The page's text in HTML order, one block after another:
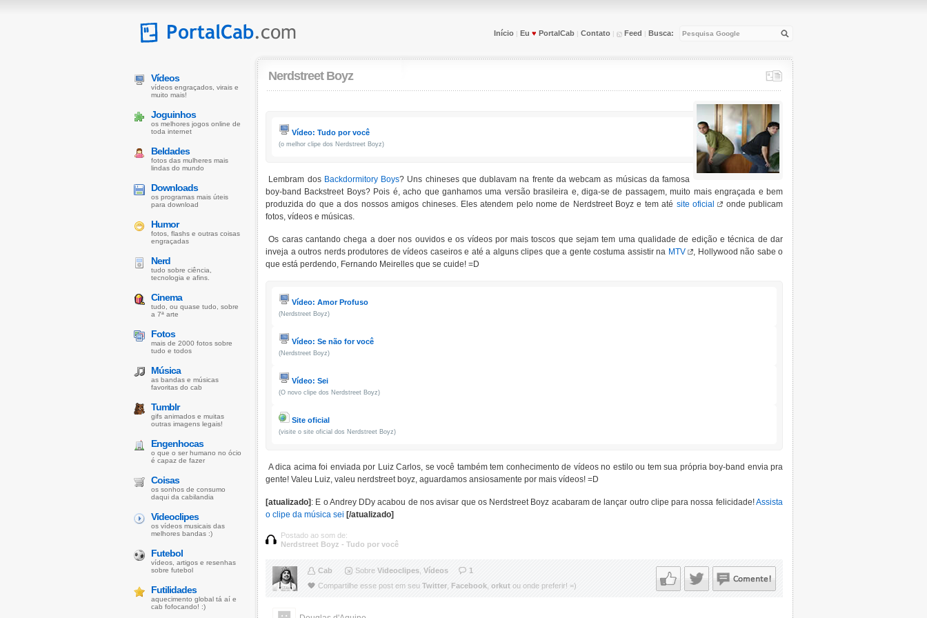
Início | Eu ♥ PortalCab | Contato | Feed | Busca:
Nerdstreet Boyz
Vídeo: Tudo por você
(o melhor clipe dos Nerdstreet Boyz)
Lembram dos Backdormitory Boys? Uns chineses que dublavam na frente da webcam as músicas da famosa
boy-band Backstreet Boys? Pois é, acho que ganhamos uma versão brasileira e, diga-se de passagem, muito mais engraçada e bem
produzida do que a dos nossos amigos chineses. Eles atendem pelo nome de Nerdstreet Boyz e tem até site oficial
onde publicam
fotos, vídeos e músicas.
Os caras cantando chega a doer nos ouvidos e os vídeos por mais toscos que sejam tem uma qualidade de edição e técnica de dar
inveja a outros nerds produtores de vídeos caseiros e até a alguns clipes que a gente costuma assistir na MTV
, Hollywood não sabe o
que está perdendo, Fernando Meirelles que se cuide! =D
Vídeo: Amor Profuso
(Nerdstreet Boyz)
Vídeo: Se não for você
(Nerdstreet Boyz)
Vídeo: Sei
(O novo clipe dos Nerdstreet Boyz)
Site oficial
(visite o site oficial dos Nerdstreet Boyz)
A dica acima foi enviada por Luiz Carlos, se você também tem conhecimento de vídeos no estilo ou tem sua própria boy-band envia pra
gente! Valeu Luiz, valeu nerdstreet boyz, aguardamos ansiosamente por mais vídeos! =D
[atualizado] : E o Andrey DDy acabou de nos avisar que os Nerdstreet Boyz acabaram de lançar outro clipe para nossa felicidade!Assista
o clipe da música sei [/atualizado]
Postado ao som de:
Nerdstreet Boyz - Tudo por você
Cab Sobre Videoclipes Vídeos
1
Compartilhe esse post em seu Twitter Facebook orkut ou onde preferir! =)
Vídeos
vídeos engraçados, virais e
muito mais!
Joguinhos
os melhores jogos online de
toda internet
Beldades
fotos das mulheres mais
lindas do mundo
Downloads
os programas mais úteis
para download
Humor
fotos, flashs e outras coisas
engraçadas
Nerd
tudo sobre ciência,
tecnologia e afins.
Cinema
tudo, ou quase tudo, sobre
a 7ª arte
Fotos
mais de 2000 fotos sobre
tudo e todos
Música
as bandas e músicas
favoritas do cab
Tumblr
gifs animados e muitas
outras imagens legais!
Engenhocas
o que o ser humano no ócio
é capaz de fazer
Coisas
os sonhos de consumo
daqui da cabilandia
Videoclipes
os vídeos musicais das
melhores bandas :)
Futebol
vídeos, artigos e resenhas
sobre futebol
Futilidades
aquecimento global tá aí e
cab fofocando! :)